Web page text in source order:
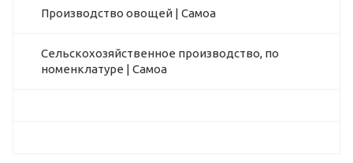
Производство овощей | Самоа
Сельскохозяйственное производство, по
номенклатуре | Самоа